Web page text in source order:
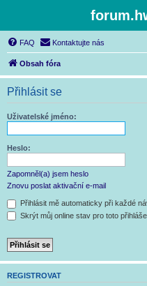
FAQ Kontaktujte nás
Obsah fóra
Přihlásit se
Uživatelské jméno:
Heslo:
Zapomněl(a) jsem heslo
Znovu poslat aktivační e-mail
Přihlásit mě automaticky při každé
Skrýt můj online stav pro toto
REGISTROVAT